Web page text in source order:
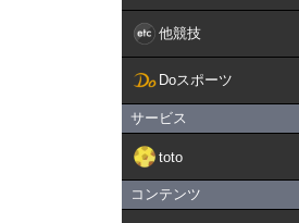
他競技
Doスポーツ
サービス
toto
コンテンツ